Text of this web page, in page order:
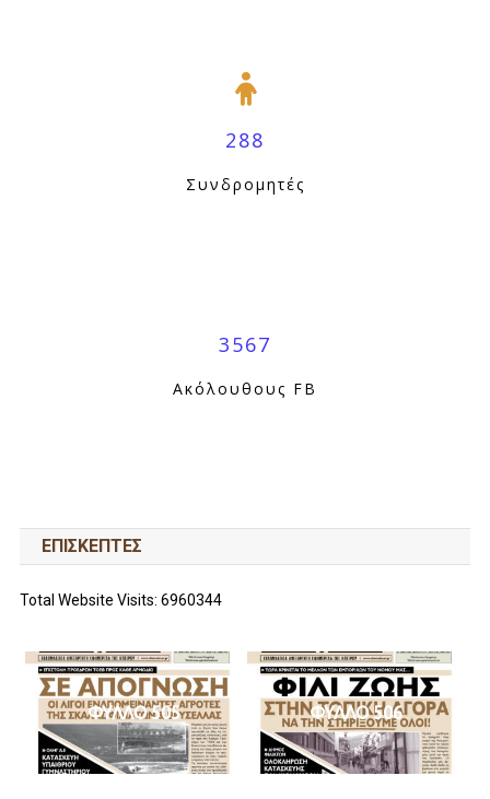
288
Συνδρομητές
3567
Ακόλουθους FB
ΕΠΙΣΚΕΠΤΕΣ
Total Website Visits: 6960344
ΦΥΛΛΟ 505 ΦΥΛΛΟ 506